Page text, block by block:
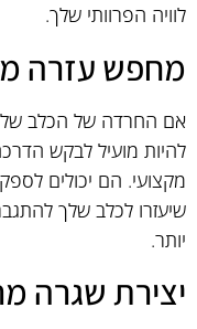
לוויה הפרוותי שלך.
מחפש עזרה
אם החרדה של הכלב
להיות מועיל לבקש
מקצועי. הם יכולים
שיעזרו לכלב שלך
יותר.
יצירת שגרה